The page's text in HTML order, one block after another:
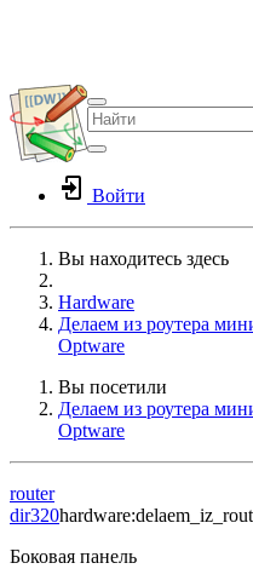
Войти
Вы находитесь здесь
Hardware
Делаем из роутера
Optware
Вы посетили
Делаем из роутера
Optware
router
dir320
Боковая панель